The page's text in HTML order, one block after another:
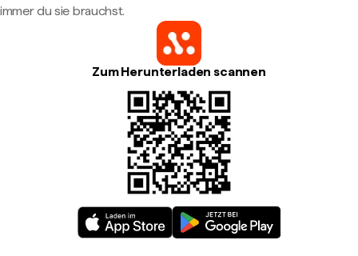
immer du sie brauchst.
Zum Herunterladen scannen